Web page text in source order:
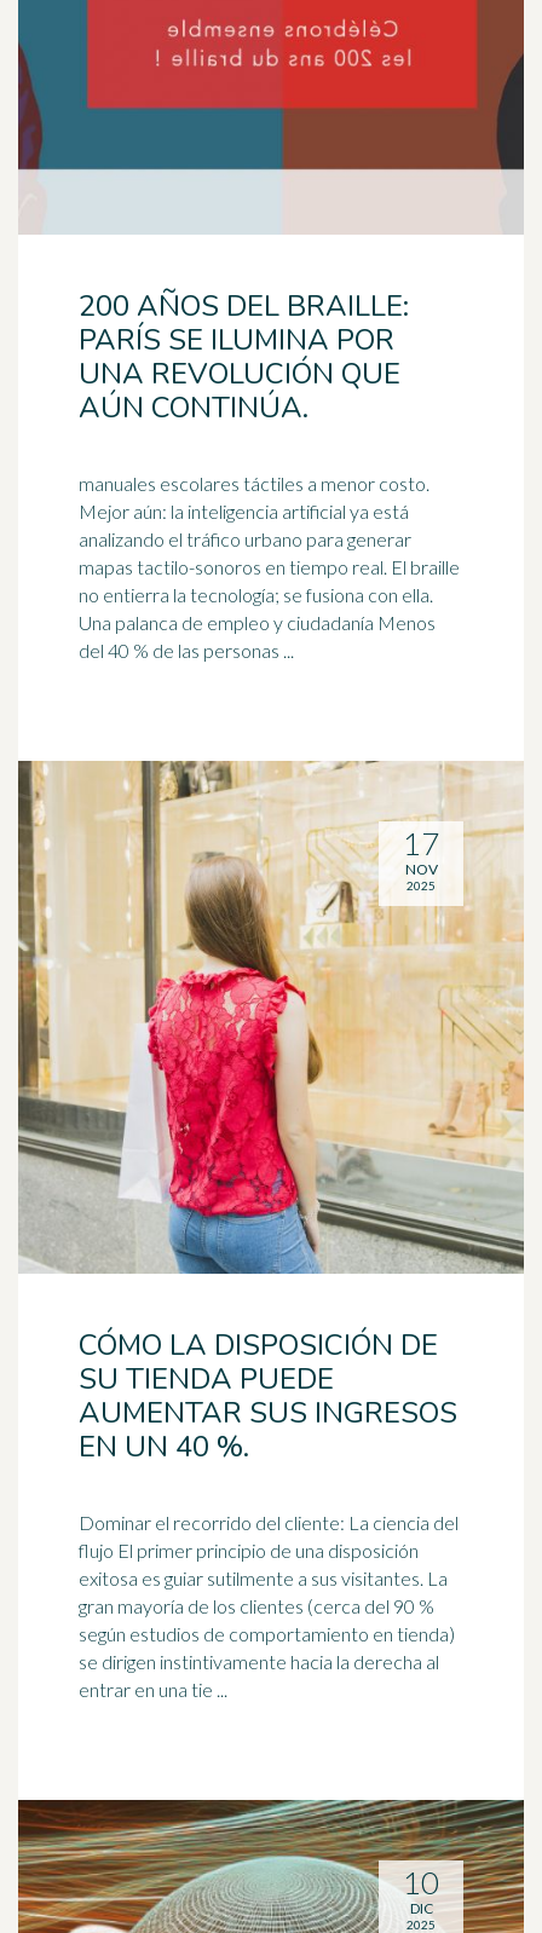
200 AÑOS DEL BRAILLE:
PARÍS SE ILUMINA POR
UNA REVOLUCIÓN QUE
AÚN CONTINÚA.
manuales escolares táctiles a menor costo.
Mejor aún: la inteligencia artificial ya está
analizando el tráfico urbano para generar
mapas tactilo-sonoros en tiempo real. El braille
no entierra la tecnología; se fusiona con ella.
Una palanca de empleo y ciudadanía Menos
del 40 % de las personas ...
CÓMO LA DISPOSICIÓN DE
SU TIENDA PUEDE
AUMENTAR SUS INGRESOS
EN UN 40 %.
Dominar el recorrido del cliente: La ciencia del
flujo El primer principio de una disposición
exitosa es guiar sutilmente a sus visitantes. La
gran mayoría de los clientes (cerca del 90 %
según estudios de comportamiento en tienda)
se dirigen instintivamente hacia la derecha al
entrar en una tie ...
17
NOV
2025
10
DIC
2025